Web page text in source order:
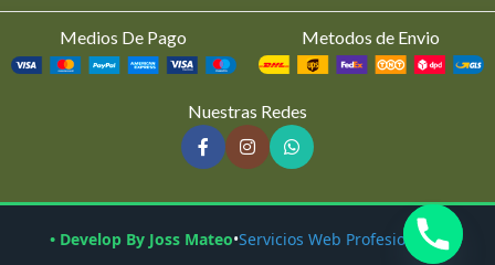
Medios De Pago Metodos de Envio
Nuestras Redes
• Develop By Joss Mateo•Servicios Web Profesionales